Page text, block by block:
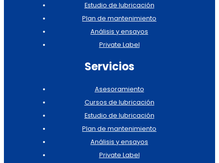
Estudio de lubricación
Plan de mantenimiento
Análisis y ensayos
Private Label
Servicios
Asesoramiento
Cursos de lubricación
Estudio de lubricación
Plan de mantenimiento
Análisis y ensayos
Private Label